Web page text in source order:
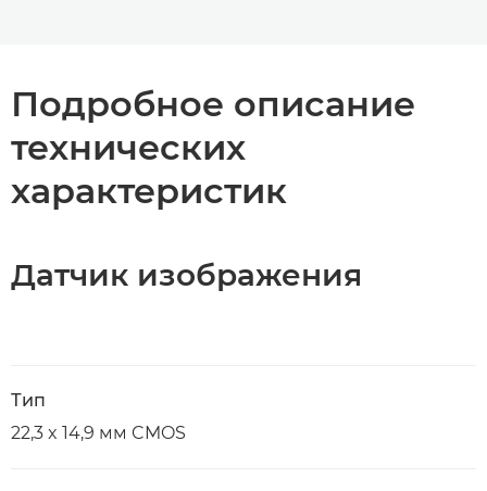
Подробное описание
технических
характеристик
Датчик изображения
Тип
22,3 x 14,9 мм CMOS